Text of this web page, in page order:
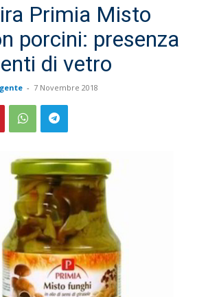
Primia Misto
porcini: presenza
di vetro
- 7 Novembre 2018